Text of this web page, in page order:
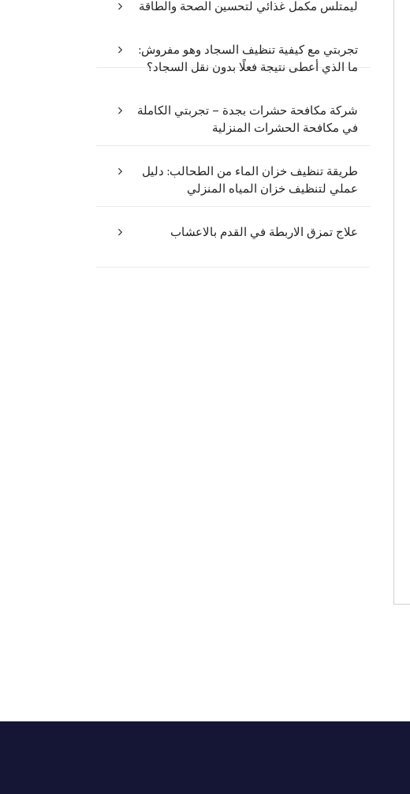
ليمتلس مكمل غذائي لتحسين الصحة والطاقة
تجربتي مع كيفية تنظيف السجاد وهو مفروش:
ما الذي أعطى نتيجة فعلًا بدون نقل السجاد؟
شركة مكافحة حشرات بجدة – تجربتي الكاملة
في مكافحة الحشرات المنزلية
طريقة تنظيف خزان الماء من الطحالب: دليل
عملي لتنظيف خزان المياه المنزلي
علاج تمزق الاربطة في القدم بالاعشاب